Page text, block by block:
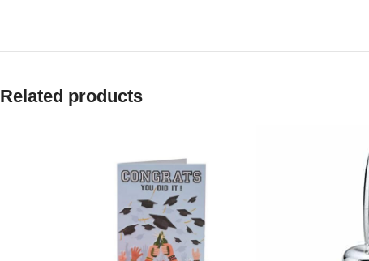
Related products